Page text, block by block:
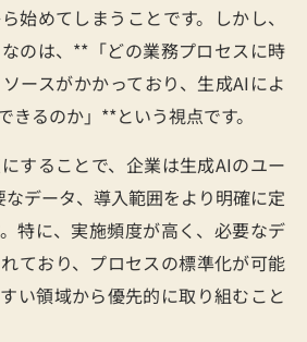
始めてしまうことです。しかし、
のは、**「どの業務プロセスに時
ースがかかっており、生成AIによ
きるのか」**という視点です。
することで、企業は生成AIのユー
なデータ、導入範囲をより明確に定
特に、実施頻度が高く、必要なデ
ており、プロセスの標準化が可能
い領域から優先的に取り組むこと